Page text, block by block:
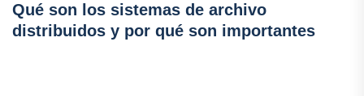
Qué son los sistemas de archivo
distribuidos y por qué son importantes